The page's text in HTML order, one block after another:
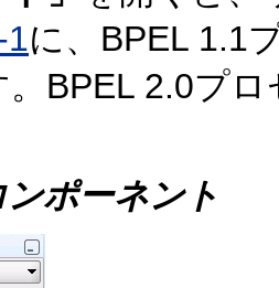
1に、BPEL 1.1
。BPEL 2.0プ
ポーネント